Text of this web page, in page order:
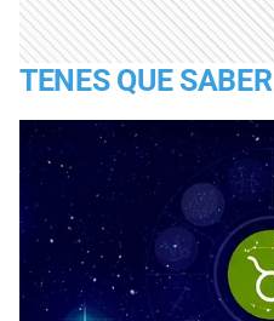
TENES QUE SABER